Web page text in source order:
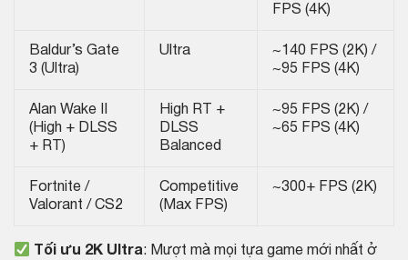
FPS (4K)
Baldur’s Gate
3 (Ultra)
Ultra
~140 FPS (2K) /
~95 FPS (4K)
Alan Wake II
(High + DLSS
+ RT)
High RT +
DLSS
Balanced
~95 FPS (2K) /
~65 FPS (4K)
Fortnite /
Valorant / CS2
Competitive
(Max FPS)
~300+ FPS (2K)
Tối ưu 2K Ultra: Mượt mà mọi tựa game mới nhất ở